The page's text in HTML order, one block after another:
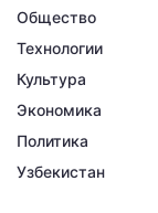
Общество
Технологии
Культура
Экономика
Политика
Узбекистан